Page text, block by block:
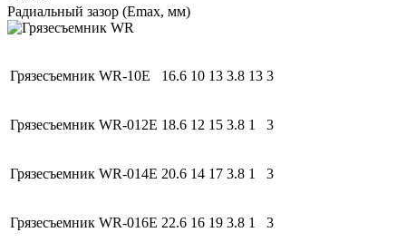
Радиальный зазор (Emax, мм)
Грязесъемник WR-10E 16.6 10 13 3.8 13 3
Грязесъемник WR-012Е 18.6 12 15 3.8 1 3
Грязесъемник WR-014Е 20.6 14 17 3.8 1 3
Грязесъемник WR-016Е 22.6 16 19 3.8 1 3